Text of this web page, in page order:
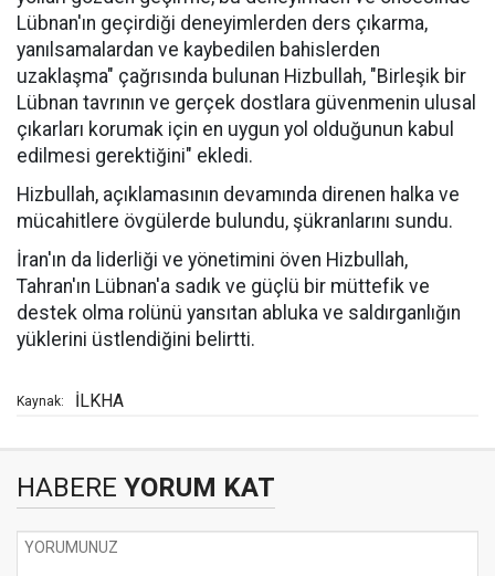
Lübnan'ın geçirdiği deneyimlerden ders çıkarma,
yanılsamalardan ve kaybedilen bahislerden
uzaklaşma" çağrısında bulunan Hizbullah, "Birleşik bir
Lübnan tavrının ve gerçek dostlara güvenmenin ulusal
çıkarları korumak için en uygun yol olduğunun kabul
edilmesi gerektiğini" ekledi.
Hizbullah, açıklamasının devamında direnen halka ve
mücahitlere övgülerde bulundu, şükranlarını sundu.
İran'ın da liderliği ve yönetimini öven Hizbullah,
Tahran'ın Lübnan'a sadık ve güçlü bir müttefik ve
destek olma rolünü yansıtan abluka ve saldırganlığın
yüklerini üstlendiğini belirtti.
Kaynak: İLKHA
HABERE YORUM KAT